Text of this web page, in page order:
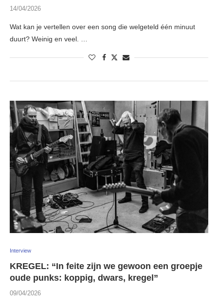
14/04/2026
Wat kan je vertellen over een song die welgeteld één minuut
duurt? Weinig en veel. …
Interview
KREGEL: “In feite zijn we gewoon een groepje
oude punks: koppig, dwars, kregel”
09/04/2026